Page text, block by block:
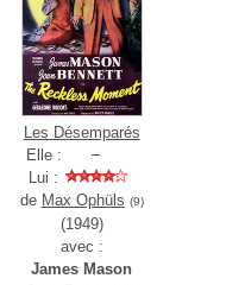
Les Désemparés
Elle :
Lui :
de Max Ophüls (9)
(1949)
avec :
James Mason